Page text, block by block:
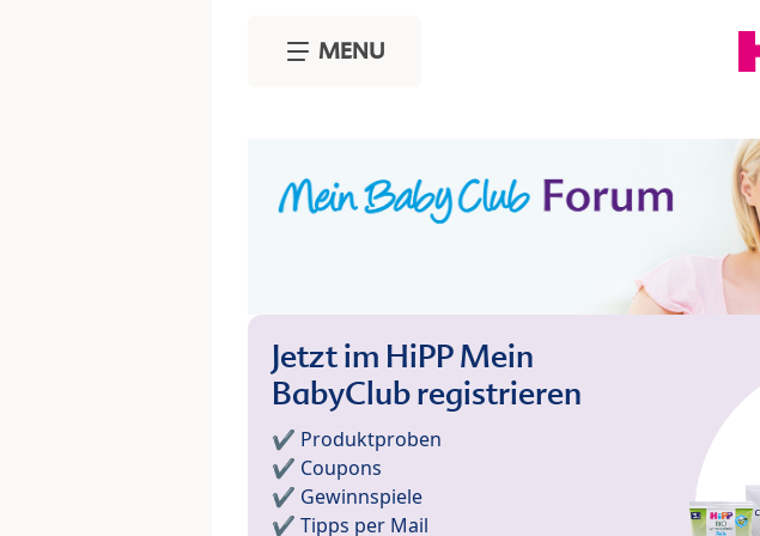
MENU
Jetzt im HiPP Mein
BabyClub registrieren
✔️ Produktproben
✔️ Coupons
✔️ Gewinnspiele
✔️ Tipps per Mail